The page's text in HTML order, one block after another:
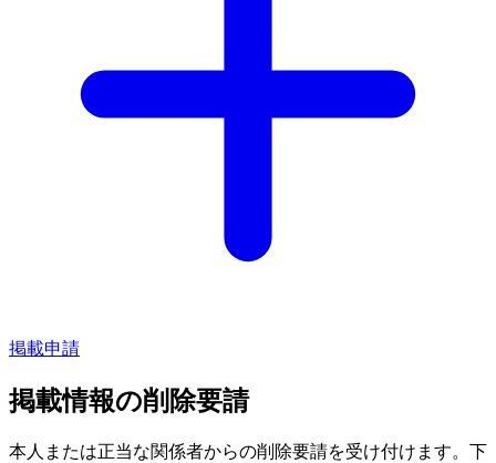
掲載申請
掲載情報の削除要請
本人または正当な関係者からの削除要請を受け付けます。下